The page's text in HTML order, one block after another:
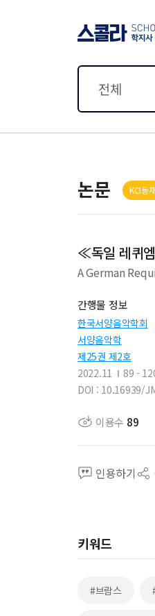
전체
논문 KCI등
≪독일 레퀴
A German
간행물 정보
한국서양음악학회
서양음악학
제25권 제2호
2022.11
89 -
DOI : 10.16939/
이용수 89
인용하기
키워드
#브람스